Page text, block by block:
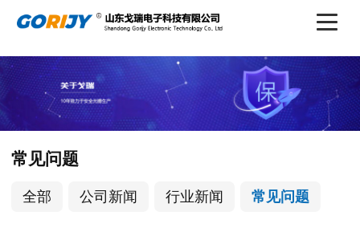
常见问题
全部 公司新闻 行业新闻 常见问题